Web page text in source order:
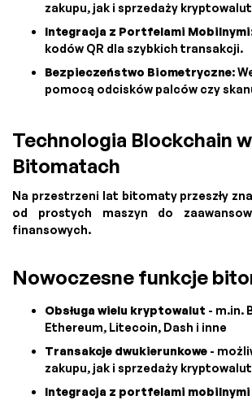
zakupu, jak i sprzedaży
Integracja z Portfelami Mobilnymi
kodów QR dla szybkich transakcji.
Bezpieczeństwo Biometryczne:
pomocą odcisków palców czy
Technologia Blockchain w
Bitomatach
Na przestrzeni lat bitomaty przeszły
od prostych maszyn do
finansowych.
Nowoczesne funkcje
Obsługa wielu kryptowalut - m.in.
Ethereum, Litecoin, Dash i inne
Transakcje dwukierunkowe -
zakupu, jak i sprzedaży kryptowalut
Integracja z portfelami mobilnymi